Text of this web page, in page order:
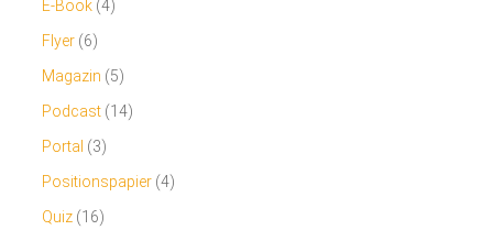
E-Book (4)
Flyer (6)
Magazin (5)
Podcast (14)
Portal (3)
Positionspapier (4)
Quiz (16)